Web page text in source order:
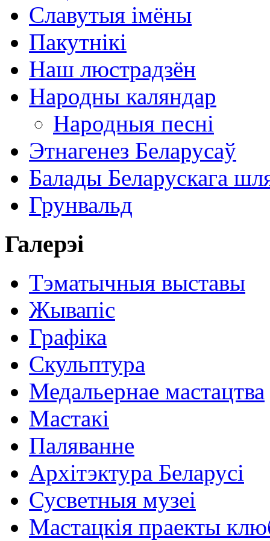
Славутыя імёны
Пакутнікі
Наш люстрадзён
Народны каляндар
Народныя песні
Этнагенез Беларусаў
Балады Беларускага
Грунвальд
Галерэі
Тэматычныя выставы
Жывапіс
Графіка
Скульптура
Медальернае мастацтва
Мастакі
Паляванне
Архітэктура Беларусі
Сусветныя музеі
Мастацкія праекты